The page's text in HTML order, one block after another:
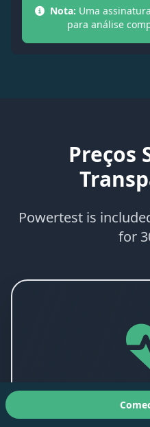
Nota: Uma
para análise
Preços
Powertest is
for
Teste